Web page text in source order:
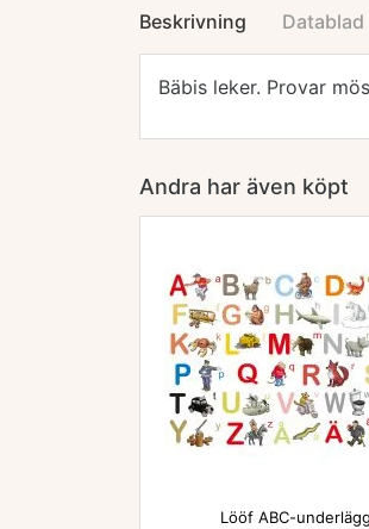
Beskrivning Datablad
Bäbis leker. Provar
Andra har även köpt

Lööf ABC-underlägg